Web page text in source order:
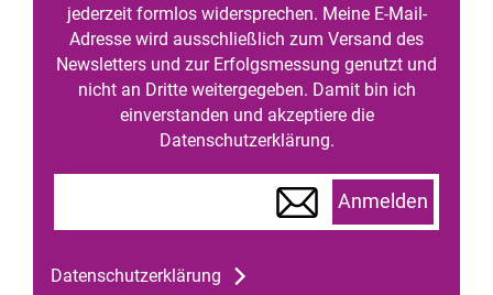
jederzeit formlos widersprechen. Meine E-Mail-
Adresse wird ausschließlich zum Versand des
Newsletters und zur Erfolgsmessung genutzt und
nicht an Dritte weitergegeben. Damit bin ich
einverstanden und akzeptiere die
Datenschutzerklärung.
Anmelden
Datenschutzerklärung